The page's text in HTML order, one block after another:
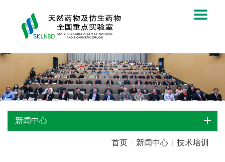
新闻中心
首页 新闻中心 技术培训